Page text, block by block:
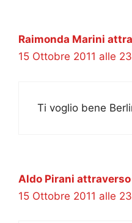
Raimonda Marini
15 Ottobre 2011 alle
Ti voglio bene
Aldo Pirani
15 Ottobre 2011 alle